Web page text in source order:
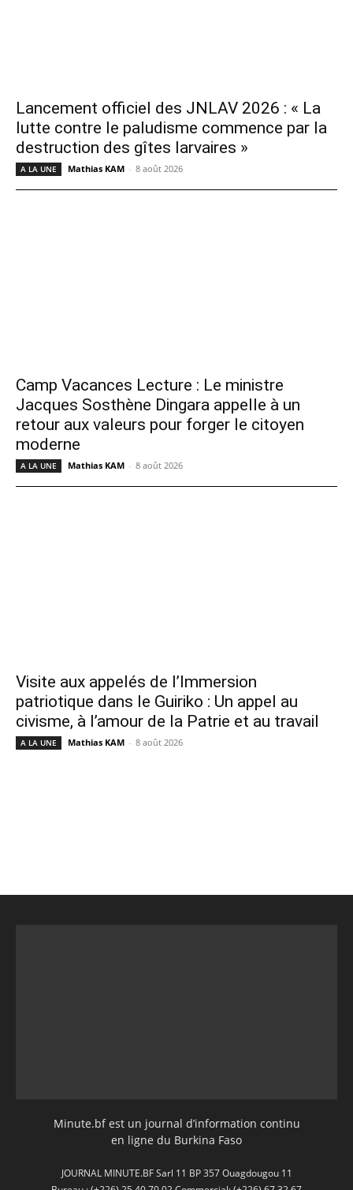
Lancement officiel des JNLAV 2026 : « La
lutte contre le paludisme commence par la
destruction des gîtes larvaires »
A LA UNE Mathias KAM - 8 août 2026
Camp Vacances Lecture : Le ministre
Jacques Sosthène Dingara appelle à un
retour aux valeurs pour forger le citoyen
moderne
A LA UNE Mathias KAM - 8 août 2026
Visite aux appelés de l’Immersion
patriotique dans le Guiriko : Un appel au
civisme, à l’amour de la Patrie et au travail
A LA UNE Mathias KAM - 8 août 2026
Minute.bf est un journal d’information continu
en ligne du Burkina Faso
JOURNAL MINUTE.BF Sarl 11 BP 357 Ouagdougou 11